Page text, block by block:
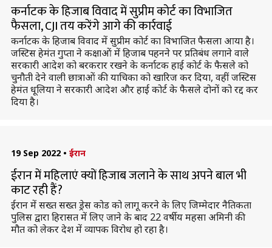
कर्नाटक के हिजाब विवाद में सुप्रीम कोर्ट का विभाजित
फैसला, CJI तय करेंगे आगे की कार्रवाई
कर्नाटक के हिजाब विवाद में सुप्रीम कोर्ट का विभाजित फैसला आया है।
जस्टिस हेमंत गुप्ता ने कक्षाओं में हिजाब पहनने पर प्रतिबंध लगाने वाले
सरकारी आदेश को बरकरार रखने के कर्नाटक हाई कोर्ट के फैसले को
चुनौती देने वाली छात्राओं की याचिका को खारिज कर दिया, वहीं जस्टिस
हेमंत धूलिया ने सरकारी आदेश और हाई कोर्ट के फैसले दोनों को रद्द कर
दिया है।
19 Sep 2022 • ईरान
ईरान में महिलाएं क्यों हिजाब जलाने के साथ अपने बाल भी
काट रही हैं?
ईरान में सख्त सख्त ड्रेस कोड को लागू करने के लिए जिम्मेदार नैतिकता
पुलिस द्वारा हिरासत में लिए जाने के बाद 22 वर्षीय महसा अमिनी की
मौत को लेकर देश में व्यापक विरोध हो रहा है।